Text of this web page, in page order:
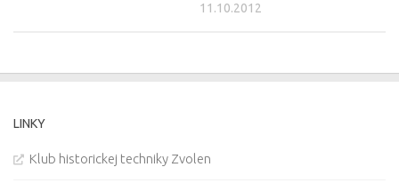
11.10.2012
LINKY
Klub historickej techniky Zvolen